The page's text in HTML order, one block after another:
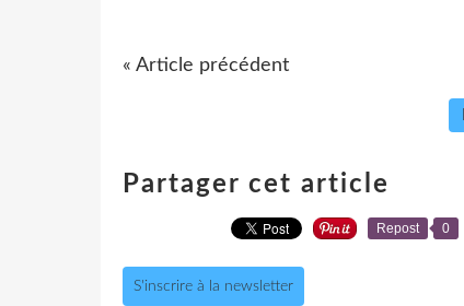
« Article précédent
Partager cet article
Repost 0
S'inscrire à la newsletter